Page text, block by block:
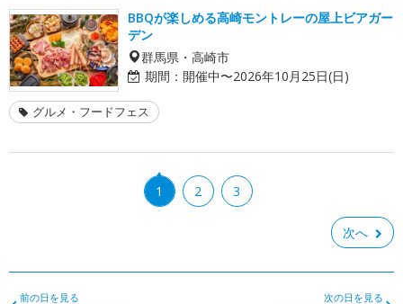
BBQが楽しめる高崎モントレーの屋上ビアガー
デン
群馬県・高崎市
期間： 開催中〜2026年10月25日(日)
グルメ・フードフェス
1 2 3
次へ
前の日を見る 次の日を見る